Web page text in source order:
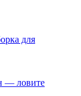
для
— ловите